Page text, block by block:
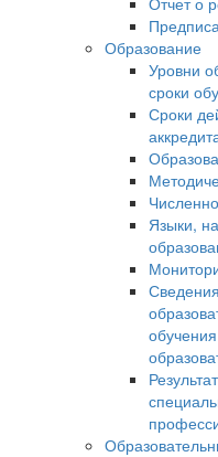
Образование
Уровни
сроки
Сроки
Языки,